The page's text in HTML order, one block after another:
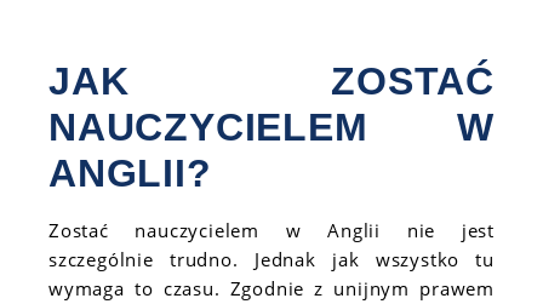
JAK ZOSTAĆ
NAUCZYCIELEM W
ANGLII?
Zostać nauczycielem w Anglii nie jest
szczególnie trudno. Jednak jak wszystko tu
wymaga to czasu. Zgodnie z unijnym prawem